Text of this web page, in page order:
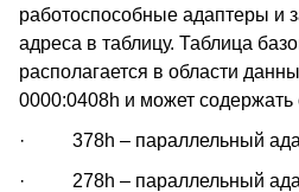
работоспособные адаптеры и
адреса в таблицу. Таблица
располагается в области
0000:0408h и может
· 378h – параллельный
· 278h – параллельный